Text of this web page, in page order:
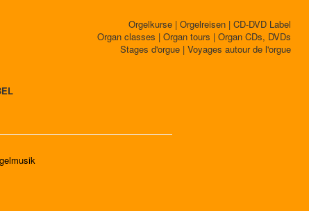
Orgelkurse | Orgelreisen | CD-DVD Label
Organ classes | Organ tours | Organ CDs, DVDs
Stages d'orgue | Voyages autour de l'orgue